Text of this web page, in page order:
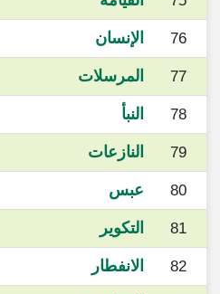
76 الإنسان
77 المرسلات
78 النبأ
79 النازعات
80 عبس
81 التكوير
82 الانفطار